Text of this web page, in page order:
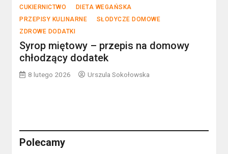
CUKIERNICTWO
DIETA WEGAŃSKA
PRZEPISY KULINARNE
SŁODYCZE DOMOWE
ZDROWE DODATKI
Syrop miętowy – przepis na domowy
chłodzący dodatek
8 lutego 2026 Urszula Sokołowska
Polecamy